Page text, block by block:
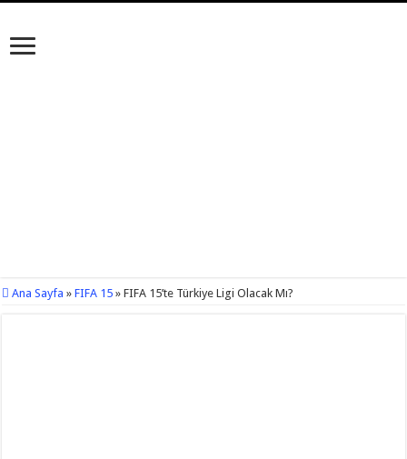
Ana Sayfa » FIFA 15 » FIFA 15’te Türkiye Ligi Olacak Mı?